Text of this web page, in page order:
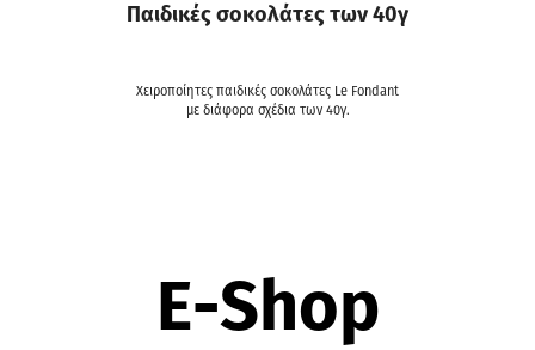
Παιδικές σοκολάτες των 40γ
Χειροποίητες παιδικές σοκολάτες Le Fondant
με διάφορα σχέδια των 40γ.
E-Shop